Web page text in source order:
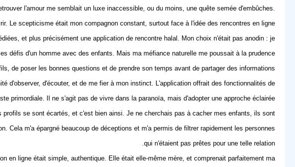
l'amour me semblait un luxe inaccessible, ou du moins, une quête semée d'embûches.
scepticisme était mon compagnon constant, surtout face à l'idée des rencontres en ligne.
et plus précisément uneapplication de rencontre halal. Mon choix n'était pas anodin : je
défis d'un homme avec des enfants. Mais ma méfiance naturelle me poussait à la prudence.
de poser les bonnes questions et de prendre son temps avant de partager des informations
d'observer, d'écouter, et de me fier à mon instinct. L'application offrait des fonctionnalités de
primordiale. Il ne s'agit pas de vivre dans la paranoïa, mais d'adopter une approche éclairée.
se sont écartés, et c'est bien ainsi. Je ne cherchais pas à cacher mes enfants, ils sont
m'a épargné beaucoup de déceptions et m'a permis de filtrer rapidement les personnes
qui n'étaient pas prêtes pour une telle relation.
en ligne était simple, authentique. Elle était elle-même mère, et comprenait parfaitement ma